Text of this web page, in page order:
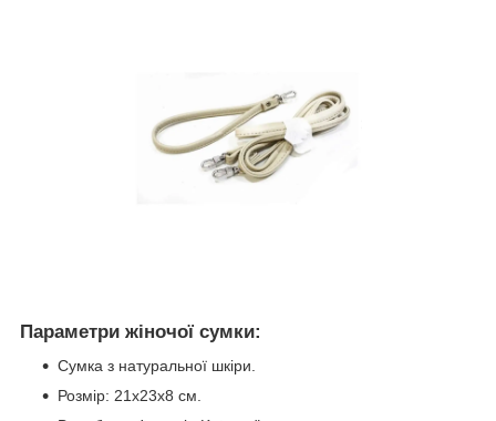
Параметри жіночої сумки:
Сумка з натуральної шкіри.
Розмір: 21x23x8 см.